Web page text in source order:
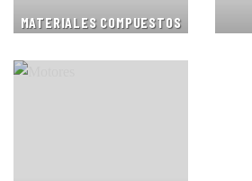
MATERIALES COMPUESTOS